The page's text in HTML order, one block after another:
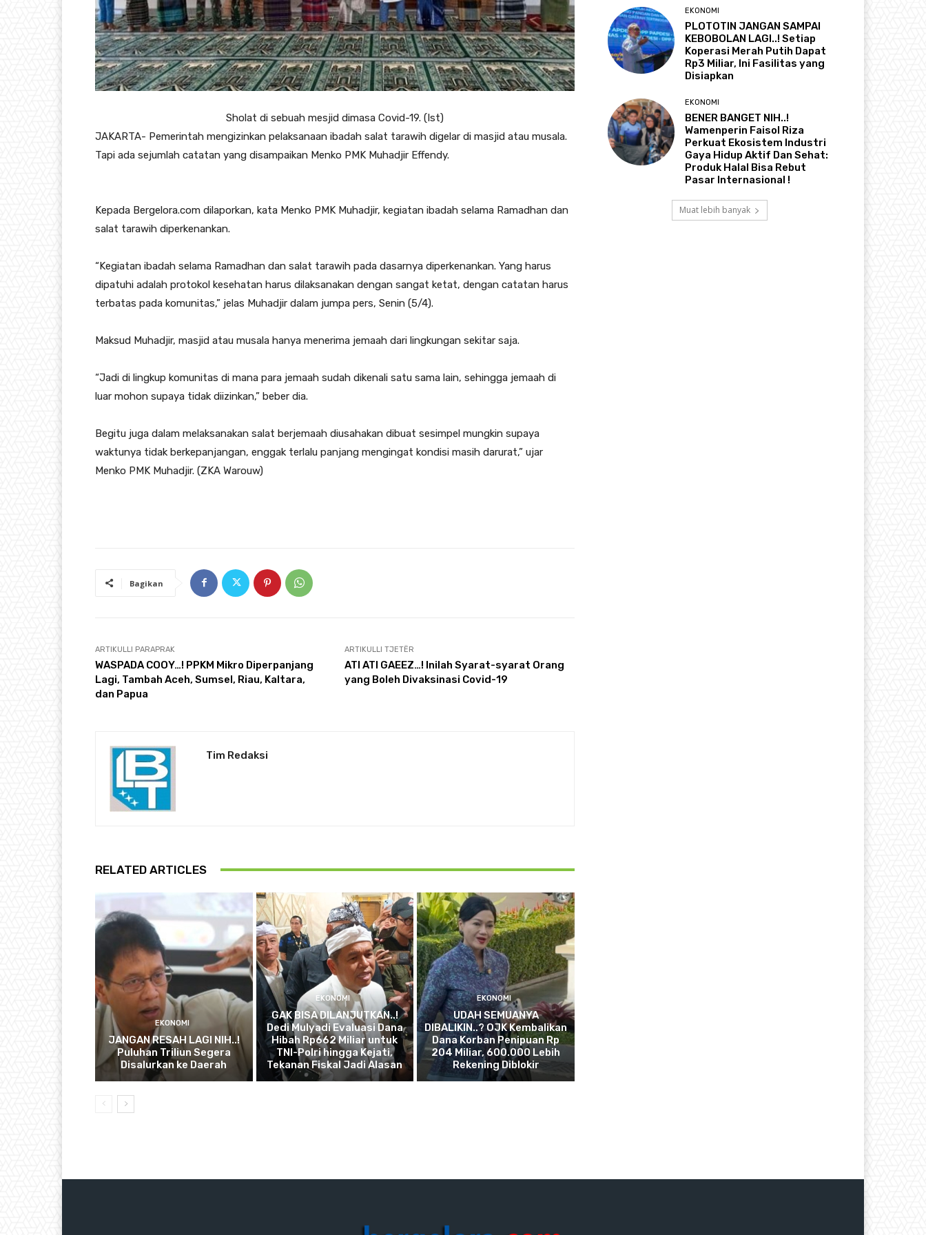
Sholat di sebuah mesjid dimasa Covid-19. (Ist)
JAKARTA- Pemerintah mengizinkan pelaksanaan ibadah salat tarawih digelar di masjid atau musala.
Tapi ada sejumlah catatan yang disampaikan Menko PMK Muhadjir Effendy.
Kepada Bergelora.com dilaporkan, kata Menko PMK Muhadjir, kegiatan ibadah selama Ramadhan dan
salat tarawih diperkenankan.
“Kegiatan ibadah selama Ramadhan dan salat tarawih pada dasarnya diperkenankan. Yang harus
dipatuhi adalah protokol kesehatan harus dilaksanakan dengan sangat ketat, dengan catatan harus
terbatas pada komunitas,” jelas Muhadjir dalam jumpa pers, Senin (5/4).
Maksud Muhadjir, masjid atau musala hanya menerima jemaah dari lingkungan sekitar saja.
“Jadi di lingkup komunitas di mana para jemaah sudah dikenali satu sama lain, sehingga jemaah di
luar mohon supaya tidak diizinkan,” beber dia.
Begitu juga dalam melaksanakan salat berjemaah diusahakan dibuat sesimpel mungkin supaya
waktunya tidak berkepanjangan, enggak terlalu panjang mengingat kondisi masih darurat,” ujar
Menko PMK Muhadjir. (ZKA Warouw)
Bagikan
ARTIKULLI PARAPRAK
WASPADA COOY…! PPKM Mikro Diperpanjang
Lagi, Tambah Aceh, Sumsel, Riau, Kaltara,
dan Papua
ARTIKULLI TJETËR
ATI ATI GAEEZ…! Inilah Syarat-syarat Orang
yang Boleh Divaksinasi Covid-19
Tim Redaksi
RELATED ARTICLES
EKONOMI
JANGAN RESAH LAGI NIH..!
Puluhan Triliun Segera
Disalurkan ke Daerah
EKONOMI
GAK BISA DILANJUTKAN..!
Dedi Mulyadi Evaluasi Dana
Hibah Rp662 Miliar untuk
TNI-Polri hingga Kejati,
Tekanan Fiskal Jadi Alasan
EKONOMI
UDAH SEMUANYA
DIBALIKIN..? OJK Kembalikan
Dana Korban Penipuan Rp
204 Miliar, 600.000 Lebih
Rekening Diblokir
EKONOMI
PLOTOTIN JANGAN SAMPAI
KEBOBOLAN LAGI..! Setiap
Koperasi Merah Putih Dapat
Rp3 Miliar, Ini Fasilitas yang
Disiapkan
EKONOMI
BENER BANGET NIH..!
Wamenperin Faisol Riza
Perkuat Ekosistem Industri
Gaya Hidup Aktif Dan Sehat:
Produk Halal Bisa Rebut
Pasar Internasional !
Muat lebih banyak